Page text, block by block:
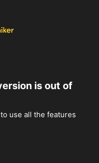
is out of
use all the features